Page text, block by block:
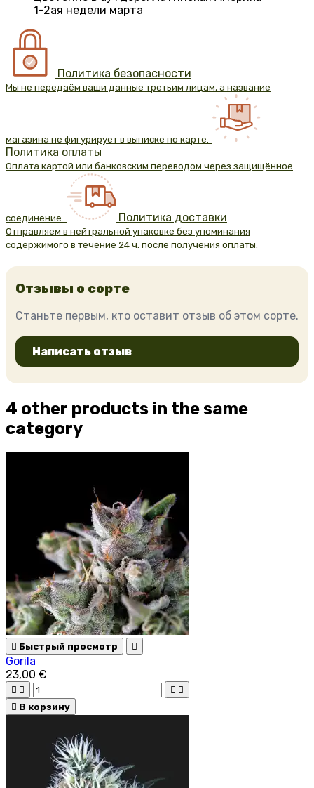
1-2ая недели марта
Политика безопасности
Мы не передаём ваши данные третьим лицам, а название
магазина не фигурирует в выписке по карте.
Политика оплаты
Оплата картой или банковским переводом через защищённое
соединение. Политика доставки
Отправляем в нейтральной упаковке без упоминания
содержимого в течение 24 ч. после получения оплаты.
Отзывы о сорте
Станьте первым, кто оставит отзыв об этом сорте.
Написать отзыв
4 other products in the same
category
 Быстрый просмотр 
Gorila
23,00 €
   
 В корзину